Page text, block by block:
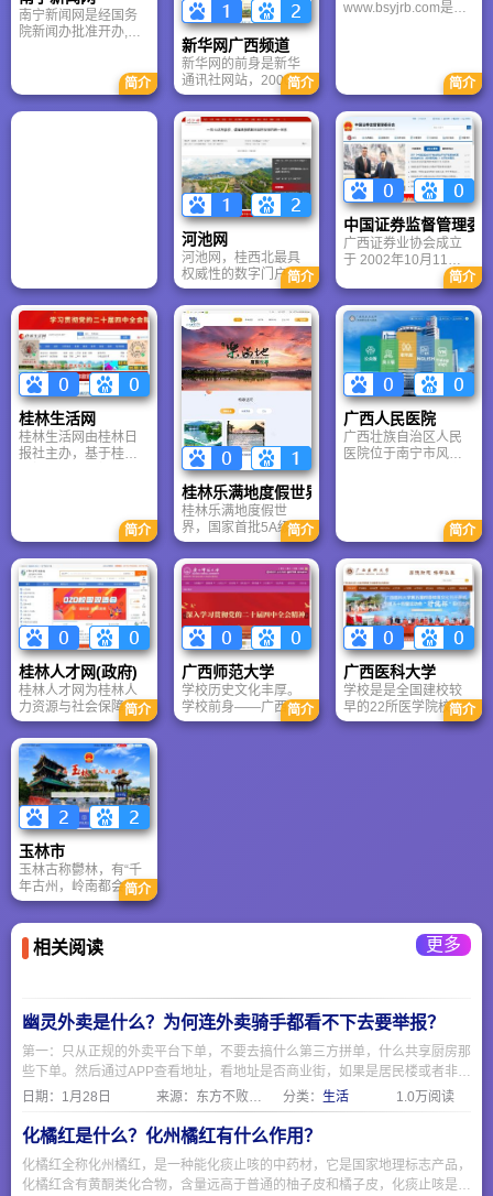
南宁新闻网是经国务
院新闻办批准开办,由
宁市委宣传部主管，
南宁日报社主办的全
国重点新闻门户网
南宁、南宁走向世界
最便捷的通道和最宽
广的平台。
简介
新华网广西频道
新华网的前身是新华
通讯社网站，2000年
3月改名为新华网，同
年7月全面改版，短短
几年间，新华网依托
新华社综合优势，从
无到有、从小到大、
从弱到强、从单媒体
到多媒体、从单语种
到多语种、从有线到
无线，从单一新闻发
布到多方位拓展，连
年取得跨越式发展。
简介
www.bsyjrb.com是邓
报纸。 百色新闻网是
百色市继报纸、广
播、电视之后的一家
具有刊载新闻权的新
媒体。百色新闻2006
年8月28日，由中共百
色市委宣传部主管，
右江日报社主办的
《新百色》画报创刊
面世。不断改革进取
的新成果，新尝试，
是百色新闻事业进一
步发展壮大的体现。
简介
河池网
河池网，桂西北最具
权威性的数字门户，
自2007年由河池日报
社主办上线以来，始
终践行“党之喉舌、民
之心声”的宗旨。它以
“先网后报”模式抢占资
讯先机，以“网络问政”
平台构建政民互动闭
环，河池论坛年点击
量超980万，成为民意
表达核心阵地。依托
“报网互动”模式，推动
网民诉求有效反馈，
是桂西北地区不可替
代的权威数字枢纽，
持续为河池发展凝聚
民心、传递政策温
度。
简介
中国证券监督管理委
广西证券业协会成立
于 2002年10月11
日，是依据《中华人
民共和国证券法》和
《社会团体登记管理
条例》的有关规定设
立的自律性组织，非
营利性、行业性的社
会团体法人。协会接
受业务主管单位中国
证监会广西监管局和
社团登记管理机关广
西区民政厅的业务指
导和监督管理。
简介
桂林生活网
桂林生活网由桂林日
报社主办，基于桂林
林百姓生活服务，专
注于桂林百姓的衣、
食、住、行、吃、
喝、玩、乐、游、购
等日常生活信息服
务，开设了新闻、旅
游、房产、汽车、团
购、商城、健康、求
职招聘、分类信息、
二手市场、论坛
(BBS)、鲜花、彩票等
19个与桂林百姓生活
息息相关的频道。
简介
桂林乐满地度假世界
桂林乐满地度假世
界，国家首批5A级景
区，依“小西湖”灵湖而
建，融合山水生态、
茶花文化与多元度假
业态。作为华南早期
综合度假标杆，它曾
以主题乐园、高尔夫
球场及茶花博览会闻
名，承载无数游客记
忆。未来将向“山水度
假+文化体验”转型，
盘活灵湖、茶花等资
源，打造一站式度假
简介
广西人民医院
广西壮族自治区人民
医院位于南宁市风景
宁医院，1950命名为
1959年又更名为广西
壮族自治区人民医
院。医院附设有两个
门诊部、一个分院和
一所卫校，在职职工
2683人，其中高级职
称477人，博硕士465
人，开放床位1813
张，年门急诊180万人
次，出院病人5万人
次，手术病人2.6万多
简介
桂林人才网(政府)
桂林人才网为桂林人
力资源与社会保障局
主管、桂林人才市场
主办的桂林唯一的官
方人才网站，为桂林
地区最大的人力资源
综合服务平台。 桂林
市人才市场唯一官方
网站、桂林网络招聘
第一领跑者，专业、
权威、高效7万英才、
日新增简历600份、注
册企业数千家、每日
百万点击率，桂北地
区有效人才最多、信
息流动最快、招聘最
高效的综合人才网
简介
广西师范大学
学校历史文化丰厚。
学校前身——广西省
立师范专科学校创办
简介
广西医科大学
学校是是全国建校较
早的22所医学院校之
一，是全国最早定点
学研究、临床医疗和
预防保健的中心。
简介
玉林市
玉林古称鬱林，有“千
年古州，岭南都会”的
美誉。西汉元鼎六年
（公元前111年）开始
设鬱林郡，至今已有
2000多年的州郡历
简介
相关阅读 更多
幽灵外卖是什么？为何连外卖骑手都看不下去要举报？
第一：只从正规的外卖平台下单，不要去搞什么第三方拼单，什么共享厨房那
些下单。然后通过APP查看地址，看地址是否商业街，如果是居民楼或者非商
业区，那就要注意了。 第二：要求查看食品经营许可证，一般正规餐饮店都
会挂出来在网上，可以通过https://spjyxk.gsxt.gov.cn/ 这个地址把商家名称复
制粘贴进去查询是否有证。
日期： 1月28日 来源：东方不败网址大全 分类： 生活 1.0万阅读
化橘红是什么？化州橘红有什么作用？
化橘红全称化州橘红，是一种能化痰止咳的中药材，它是国家地理标志产品，
化橘红含有黄酮类化合物，含量远高于普通的柚子皮和橘子皮，化痰止咳是因